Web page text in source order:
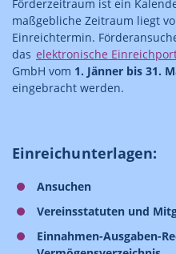
Förderzeitraum ist ein
maßgebliche Zeitraum liegt
Einreichtermin.
das elektronische
GmbH vom 1. Jänner bis 31.
eingebracht werden.
Einreichunterlagen:
Ansuchen
Vereinsstatuten und
Einnahmen-Ausgaben-